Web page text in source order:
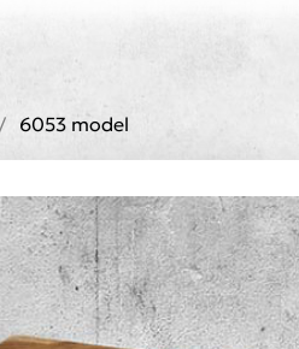
6053 model